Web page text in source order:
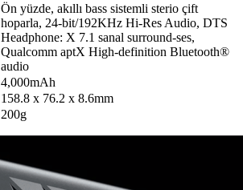
Ön yüzde, akıllı bass sistemli sterio çift
hoparla, 24-bit/192KHz Hi-Res Audio, DTS
Headphone: X 7.1 sanal surround-ses,
Qualcomm aptX High-definition Bluetooth®
audio
4,000mAh
158.8 x 76.2 x 8.6mm
200g